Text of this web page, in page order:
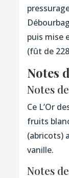
puis mise
(fût de
Notes
Notes
Ce L’Or
fruits
(abricots)
vanille.
Notes